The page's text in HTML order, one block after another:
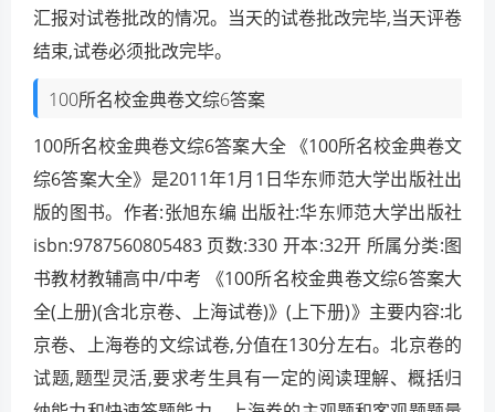
汇报对试卷批改的情况。当天的试卷批改完毕,当天评卷
结束,试卷必须批改完毕。
100所名校金典卷文综6答案
100所名校金典卷文综6答案大全 《100所名校金典卷文
综6答案大全》是2011年1月1日华东师范大学出版社出
版的图书。作者:张旭东编 出版社:华东师范大学出版社
isbn:9787560805483 页数:330 开本:32开 所属分类:图
书教材教辅高中/中考 《100所名校金典卷文综6答案大
全(上册)(含北京卷、上海试卷)》(上下册)》主要内容:北
京卷、上海卷的文综试卷,分值在130分左右。北京卷的
试题,题型灵活,要求考生具有一定的阅读理解、概括归